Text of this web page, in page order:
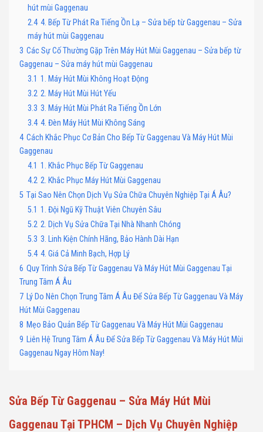
hút mùi Gaggenau
2.4 4. Bếp Từ Phát Ra Tiếng Ồn Lạ – Sửa bếp từ Gaggenau – Sửa
máy hút mùi Gaggenau
3 Các Sự Cố Thường Gặp Trên Máy Hút Mùi Gaggenau – Sửa bếp từ
Gaggenau – Sửa máy hút mùi Gaggenau
3.1 1. Máy Hút Mùi Không Hoạt Động
3.2 2. Máy Hút Mùi Hút Yếu
3.3 3. Máy Hút Mùi Phát Ra Tiếng Ồn Lớn
3.4 4. Đèn Máy Hút Mùi Không Sáng
4 Cách Khắc Phục Cơ Bản Cho Bếp Từ Gaggenau Và Máy Hút Mùi
Gaggenau
4.1 1. Khắc Phục Bếp Từ Gaggenau
4.2 2. Khắc Phục Máy Hút Mùi Gaggenau
5 Tại Sao Nên Chọn Dịch Vụ Sửa Chữa Chuyên Nghiệp Tại Á Âu?
5.1 1. Đội Ngũ Kỹ Thuật Viên Chuyên Sâu
5.2 2. Dịch Vụ Sửa Chữa Tại Nhà Nhanh Chóng
5.3 3. Linh Kiện Chính Hãng, Bảo Hành Dài Hạn
5.4 4. Giá Cả Minh Bạch, Hợp Lý
6 Quy Trình Sửa Bếp Từ Gaggenau Và Máy Hút Mùi Gaggenau Tại
Trung Tâm Á Âu
7 Lý Do Nên Chọn Trung Tâm Á Âu Để Sửa Bếp Từ Gaggenau Và Máy
Hút Mùi Gaggenau
8 Mẹo Bảo Quản Bếp Từ Gaggenau Và Máy Hút Mùi Gaggenau
9 Liên Hệ Trung Tâm Á Âu Để Sửa Bếp Từ Gaggenau Và Máy Hút Mùi
Gaggenau Ngay Hôm Nay!
Sửa Bếp Từ Gaggenau – Sửa Máy Hút Mùi
Gaggenau Tại TPHCM – Dịch Vụ Chuyên Nghiệp